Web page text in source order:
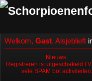
Welkom, Gast. Alsjeblieft
Nieuws:
Registreren is uitgeschakeld
vele SPAM bot activiteiten.